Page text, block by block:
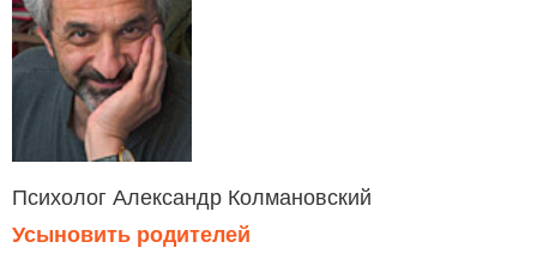
Психолог Александр Колмановский
Усыновить родителей